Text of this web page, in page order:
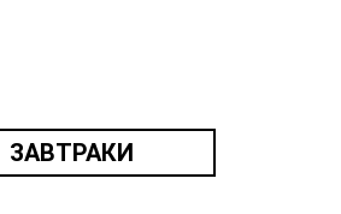
ЗАВТРАКИ